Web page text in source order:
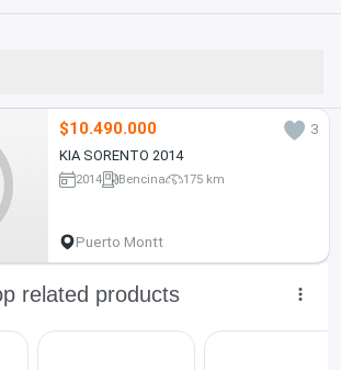
$10.490.000
3
KIA SORENTO 2014
2014 Bencina 175 km
Puerto Montt